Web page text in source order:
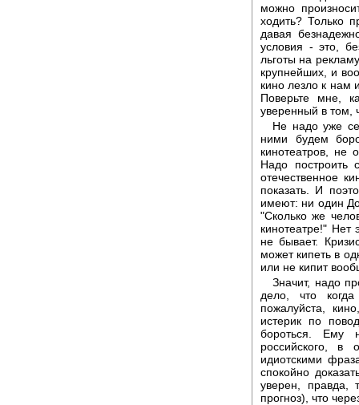
можно
ходить? Только
давая
условия - это,
льготы на
крупнейших, и
кино лезло к нам
Поверьте мне,
уверенный в том,
Не надо уже
ними будем
кинотеатров, не
Надо построить
отечественное
показать. И
имеют: ни один
"Сколько же
кинотеатре!" Нет
не бывает.
может кипеть в
или не кипит
Значит, надо
дело, что
пожалуйста,
истерик по
бороться. Ему
российского, в
идиотскими
спокойно
уверен,
прогноз), что